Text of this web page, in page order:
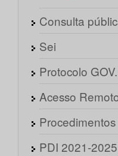
Consulta
Sei
Protocolo
Acesso
PDI 2021-2025